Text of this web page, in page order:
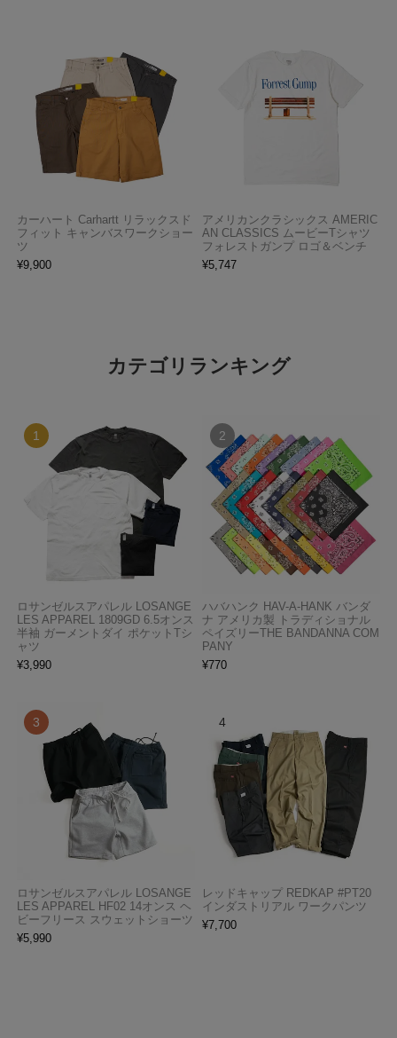
カーハート Carhartt リラックスド
フィット キャンバスワークショー
ツ
¥9,900
アメリカンクラシックス AMERIC
AN CLASSICS ムービーTシャツ
フォレストガンプ ロゴ＆ベンチ
¥5,747
カテゴリランキング
ロサンゼルスアパレル LOSANGE
LES APPAREL 1809GD 6.5オンス
半袖 ガーメントダイ ポケットTシ
ャツ
¥3,990
ハバハンク HAV-A-HANK バンダ
ナ アメリカ製 トラディショナル
ペイズリーTHE BANDANNA COM
PANY
¥770
ロサンゼルスアパレル LOSANGE
LES APPAREL HF02 14オンス ヘ
ビーフリース スウェットショーツ
¥5,990
レッドキャップ REDKAP #PT20
インダストリアル ワークパンツ
¥7,700